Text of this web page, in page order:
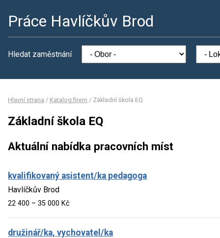
Práce Havlíčkův Brod
Hledat zaměstnání
Hlavní strana / Katalog firem / Základní škola EQ
Základní škola EQ
Aktuální nabídka pracovních míst
kvalifikovaný asistent/ka pedagoga
Havlíčkův Brod
22 400 – 35 000 Kč
družinář/ka, vychovatel/ka